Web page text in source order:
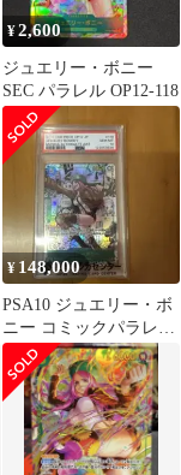
¥2,600
ジュエリー・ボニー
SEC パラレル OP12-118
¥ 148,000
PSA10 ジュエリー・ボ
ニー コミックパラレル
スーパーパラレル